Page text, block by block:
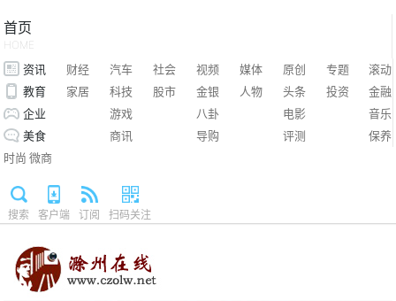
首页
HOME
资讯 财经 汽车 社会 视频 媒体 原创 专题
滚动
教育
家居 科技 股市 金银 人物 头条 投资
金融
企业
游戏 八卦 电影
音乐
美食
商讯 导购 评测
保养
时尚 微商
搜索 客户端 订阅 扫码关注